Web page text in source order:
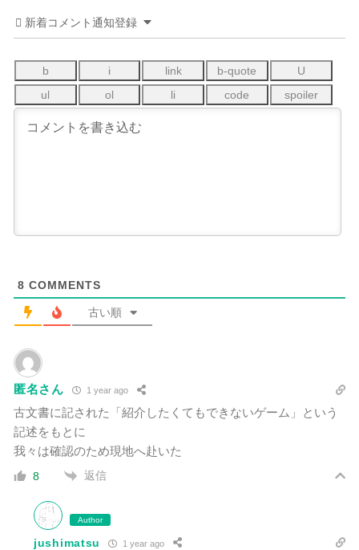
新着コメント通知登録
8 COMMENTS
古い順
匿名さん 1 year ago
古文書に記された「紹介したくてもできないゲーム」という
記述をもとに
我々は確認のため現地へ赴いた
8 返信
Author
jushimatsu 1 year ago